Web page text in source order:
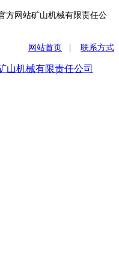
方网站矿山机械有限责任公
网站首页 联系方式